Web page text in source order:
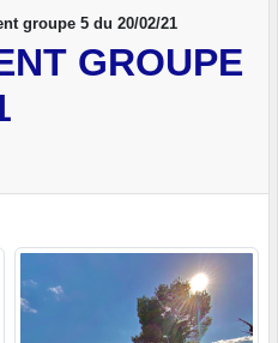
groupe 5 du 20/02/21
GROUPE